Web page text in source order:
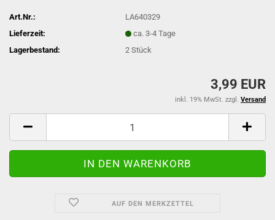
Art.Nr.:
LA640329
Lieferzeit:
ca. 3-4 Tage
Lagerbestand:
2Stück
3,99 EUR
inkl. 19% MwSt. zzgl. Versand
AUF DEN MERKZETTEL